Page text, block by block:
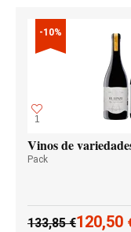
-10%
1
Vinos de
Pack
133,85€120,50